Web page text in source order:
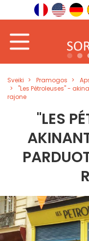
Sveiki Pramogos
"Les Pétroleuses" -
rajone
"LES